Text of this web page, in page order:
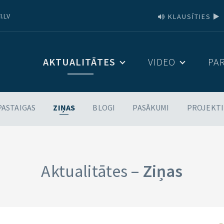
KLAUSĪTIES
AKTUALITĀTES VIDEO
ZIŅAS BLOGI PASĀKUMI PROJEKTI
Aktualitātes – Ziņas